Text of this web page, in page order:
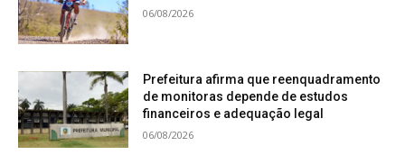
06/08/2026
Prefeitura afirma que reenquadramento
de monitoras depende de estudos
financeiros e adequação legal
06/08/2026